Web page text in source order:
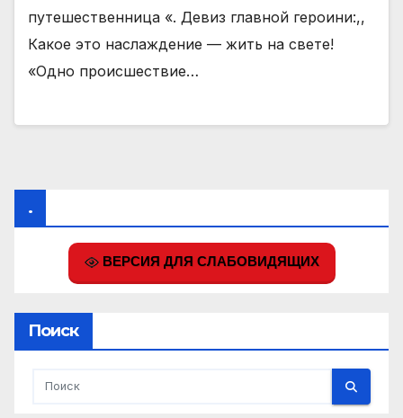
путешественница «. Девиз главной героини:,,
Какое это наслаждение — жить на свете!
«Одно происшествие…
.
ВЕРСИЯ ДЛЯ СЛАБОВИДЯЩИХ
Поиск